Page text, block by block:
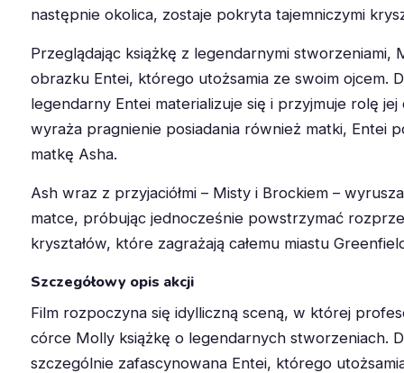
następnie okolica, zostaje pokryta tajemniczymi
Przeglądając książkę z legendarnymi stworzeniami,
obrazku Entei, którego utożsamia ze swoim ojcem.
legendarny Entei materializuje się i przyjmuje rolę
wyraża pragnienie posiadania również matki, Entei
matkę Asha.
Ash wraz z przyjaciółmi – Misty i Brockiem –
matce, próbując jednocześnie powstrzymać
kryształów, które zagrażają całemu miastu
Szczegółowy opis akcji
Film rozpoczyna się idylliczną sceną, w której
córce Molly książkę o legendarnych stworzeniach.
szczególnie zafascynowana Entei, którego